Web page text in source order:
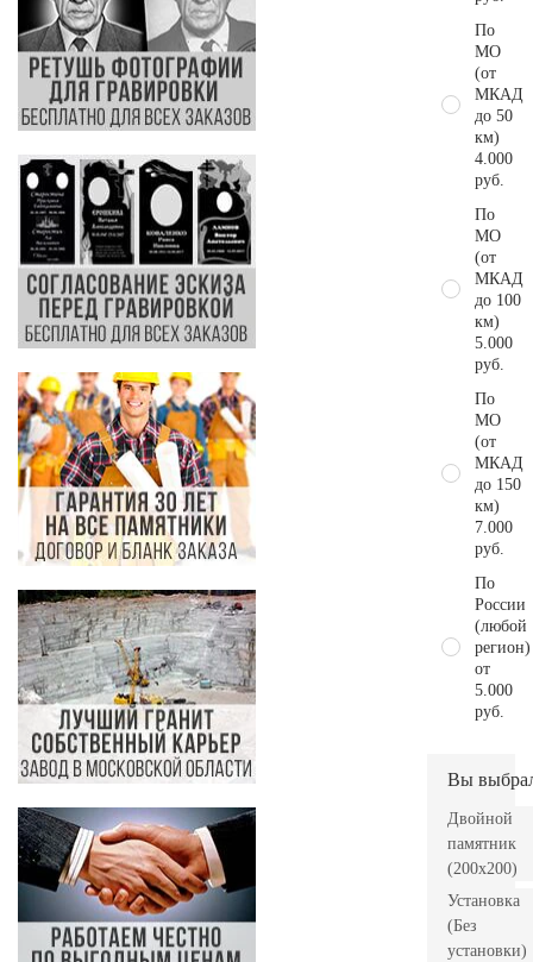
По
МО
(от
МКАД
до 50
км)
4.000
руб.
По
МО
(от
МКАД
до 100
км)
5.000
руб.
По
МО
(от
МКАД
до 150
км)
7.000
руб.
По
России
(любой
регион)
от
5.000
руб.
Вы
Двойной
памятник
(200х200)
Установка
(Без
установки)